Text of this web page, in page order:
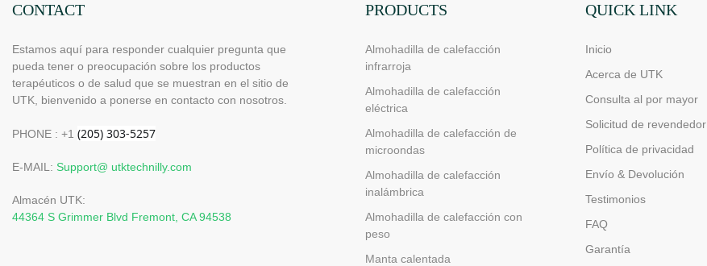
CONTACT
Estamos aquí para responder cualquier pregunta que
pueda tener o preocupación sobre los productos
terapéuticos o de salud que se muestran en el sitio de
UTK, bienvenido a ponerse en contacto con nosotros.
PHONE : +1
E-MAIL: Support@ utktechnilly.com
Almacén UTK:
44364 S Grimmer Blvd Fremont, CA 94538
PRODUCTS
Almohadilla de calefacción
infrarroja
Almohadilla de calefacción
eléctrica
Almohadilla de calefacción de
microondas
Almohadilla de calefacción
inalámbrica
Almohadilla de calefacción con
peso
Manta calentada
QUICK LINK
Inicio
Acerca de UTK
Consulta al por mayor
Solicitud de revendedor
Política de privacidad
Envío & Devolución
Testimonios
FAQ
Garantía